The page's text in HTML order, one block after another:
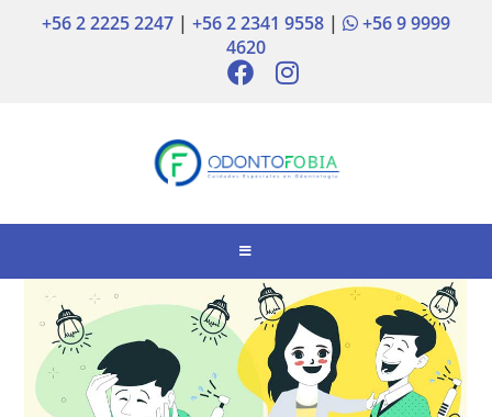
+56 2 2225 2247 | +56 2 2341 9558 |
+56 9 9999
4620